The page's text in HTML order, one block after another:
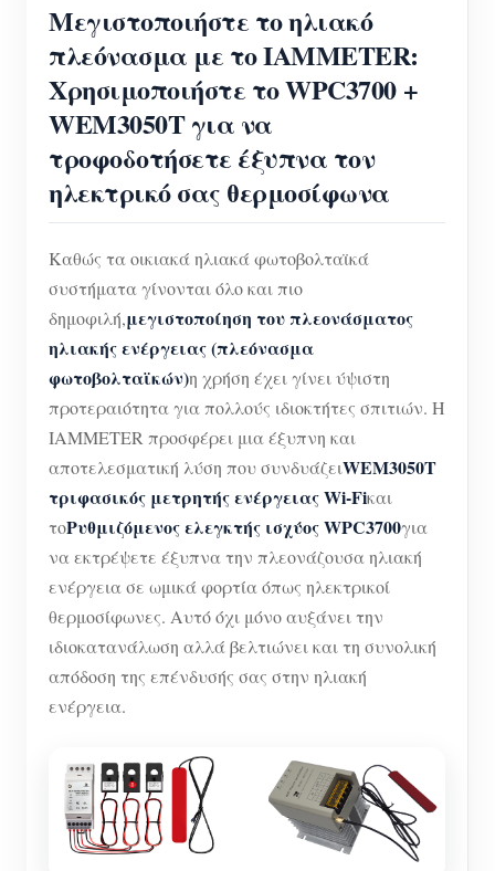
Μεγιστοποιήστε το ηλιακό
πλεόνασμα με το IAMMETER:
Χρησιμοποιήστε το WPC3700 +
WEM3050T για να
τροφοδοτήσετε έξυπνα τον
ηλεκτρικό σας θερμοσίφωνα
Καθώς τα οικιακά ηλιακά φωτοβολταϊκά
συστήματα γίνονται όλο και πιο
δημοφιλή,μεγιστοποίηση του πλεονάσματος
ηλιακής ενέργειας (πλεόνασμα
φωτοβολταϊκών)η χρήση έχει γίνει ύψιστη
προτεραιότητα για πολλούς ιδιοκτήτες σπιτιών. Η
IAMMETER προσφέρει μια έξυπνη και
αποτελεσματική λύση που συνδυάζειWEM3050T
τριφασικός μετρητής ενέργειας Wi-Fiκαι
τοΡυθμιζόμενος ελεγκτής ισχύος WPC3700για
να εκτρέψετε έξυπνα την πλεονάζουσα ηλιακή
ενέργεια σε ωμικά φορτία όπως ηλεκτρικοί
θερμοσίφωνες. Αυτό όχι μόνο αυξάνει την
ιδιοκατανάλωση αλλά βελτιώνει και τη συνολική
απόδοση της επένδυσής σας στην ηλιακή
ενέργεια.